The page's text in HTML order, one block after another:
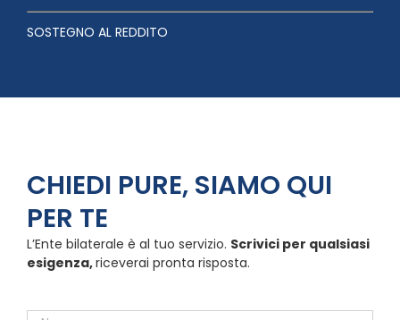
SOSTEGNO AL REDDITO
CHIEDI PURE, SIAMO QUI
PER TE
L’Ente bilaterale è al tuo servizio. Scrivici per qualsiasi
esigenza,riceverai pronta risposta.